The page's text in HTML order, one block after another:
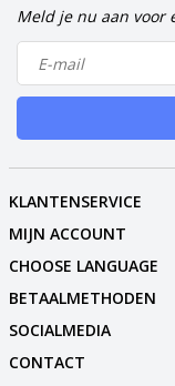
Meld je nu aan voor
KLANTENSERVICE
MIJN ACCOUNT
CHOOSE LANGUAGE
BETAALMETHODEN
SOCIALMEDIA
CONTACT